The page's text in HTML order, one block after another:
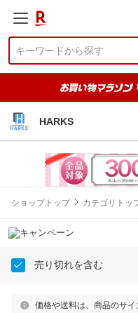
HARKS
ショップトップ カテゴリトッ
売り切れを含む
価格や送料は、商品のサイ